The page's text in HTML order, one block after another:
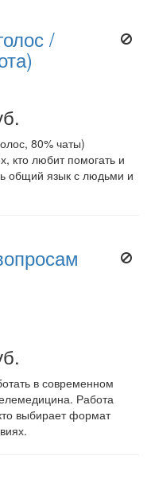
/
80% чаты)
кто любит помогать и
общий язык с людьми и
в современном
Работа
выбирает формат